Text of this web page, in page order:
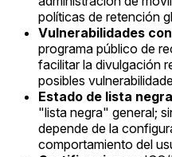
políticas de retención
Vulnerabilidades
programa público de
facilitar la divulgación
posibles
Estado de lista
"lista negra" general;
depende de la
comportamiento del